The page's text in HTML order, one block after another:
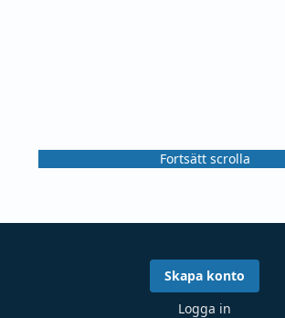
Fortsätt scrolla
Skapa konto
Logga in